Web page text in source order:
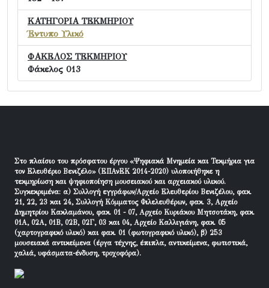
ΚΑΤΗΓΟΡΙΑ ΤΕΚΜΗΡΙΟΥ
Έντυπο Υλικό
ΦΑΚΕΛΟΣ ΤΕΚΜΗΡΙΟΥ
Φάκελος 013
Στο πλαίσιο του πρόσφατου έργου «Ψηφιακά Μνημεία και Τεκμήρια για
τον Ελευθέριο Βενιζέλο» (ΕΠΑνΕΚ 2014-2020) υλοποιήθηκε η
τεκμηρίωση και ψηφιοποίηση μουσειακού και αρχειακού υλικού.
Συγκεκριμένα: α) Συλλογή εγγράφων/Αρχείο Ελευθερίου Βενιζέλου, φακ.
21, 22, 23 και 24, Συλλογή Κόμματος Φιλελευθέρων, φακ. 3, Αρχείο
Δημητρίου Κακλαμάνου, φακ. 01 - 07, Αρχείο Κυριάκου Μητσοτάκη, φακ.
01Α, 02Α, 01Β, 02Β, 02Γ, 03 και 04, Αρχείο Καλλιγιάνη, φακ. 05
(χαρτογραφικό υλικό) και φακ. 01 (φωτογραφικό υλικό), β) 253
μουσειακά αντικείμενα (έργα τέχνης, έπιπλα, αντικείμενα, φωτιστικά,
χαλιά, υφάσματα-ένδυση, τροχοφόρα).